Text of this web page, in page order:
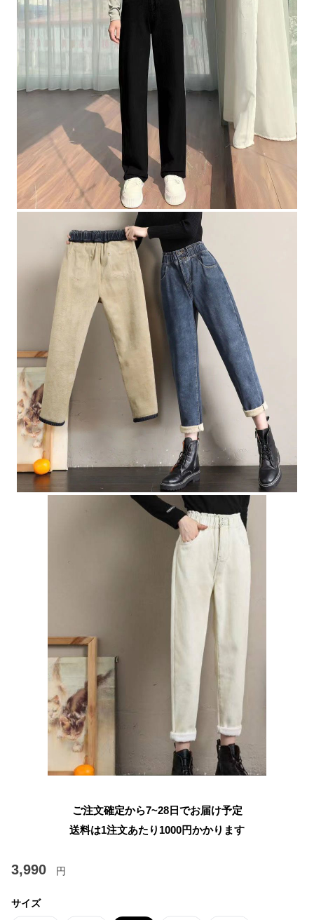
ご注文確定から7~28日でお届け予定
送料は1注文あたり 1000円かかります
3,990 円
サイズ